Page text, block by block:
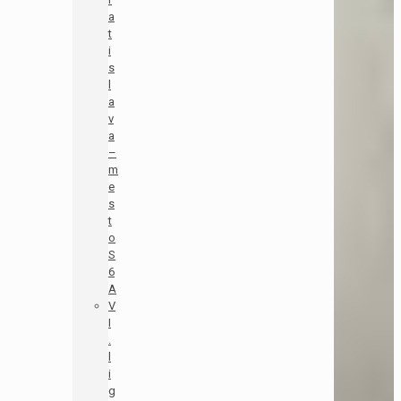
a
t
i
s
a
v
a
–
m
e
s
t
o
S
6
A
V
I
.
i
g